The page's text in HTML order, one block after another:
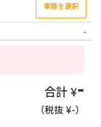
車種を選択
-
合計 ¥-
（税抜 ¥-）